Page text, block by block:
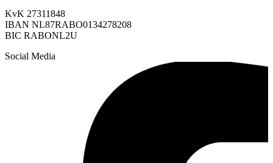
KvK 27311848
IBAN NL87RABO0134278208
BIC RABONL2U
Social Media